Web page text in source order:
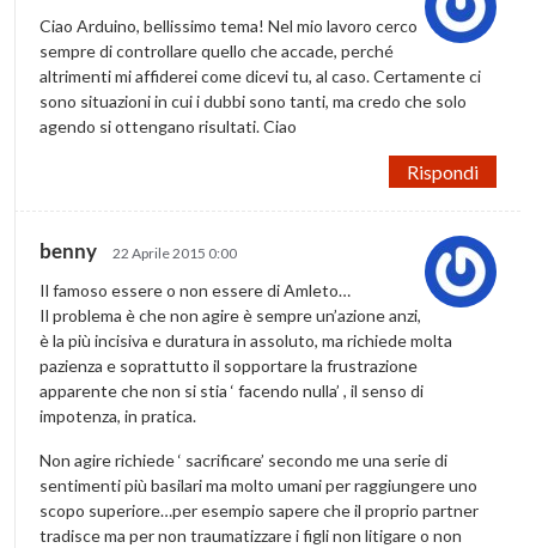
Ciao Arduino, bellissimo tema! Nel mio lavoro cerco
sempre di controllare quello che accade, perché
altrimenti mi affiderei come dicevi tu, al caso. Certamente ci
sono situazioni in cui i dubbi sono tanti, ma credo che solo
agendo si ottengano risultati. Ciao
Rispondi
benny 22 Aprile 2015 0:00
Il famoso essere o non essere di Amleto…
Il problema è che non agire è sempre un’azione anzi,
è la più incisiva e duratura in assoluto, ma richiede molta
pazienza e soprattutto il sopportare la frustrazione
apparente che non si stia ‘ facendo nulla’ , il senso di
impotenza, in pratica.
Non agire richiede ‘ sacrificare’ secondo me una serie di
sentimenti più basilari ma molto umani per raggiungere uno
scopo superiore…per esempio sapere che il proprio partner
tradisce ma per non traumatizzare i figli non litigare o non